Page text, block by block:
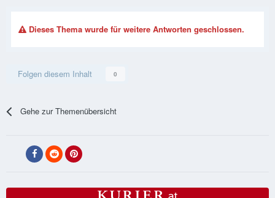
Dieses Thema wurde für weitere Antworten geschlossen.
Folgen diesem Inhalt 0
Gehe zur Themenübersicht